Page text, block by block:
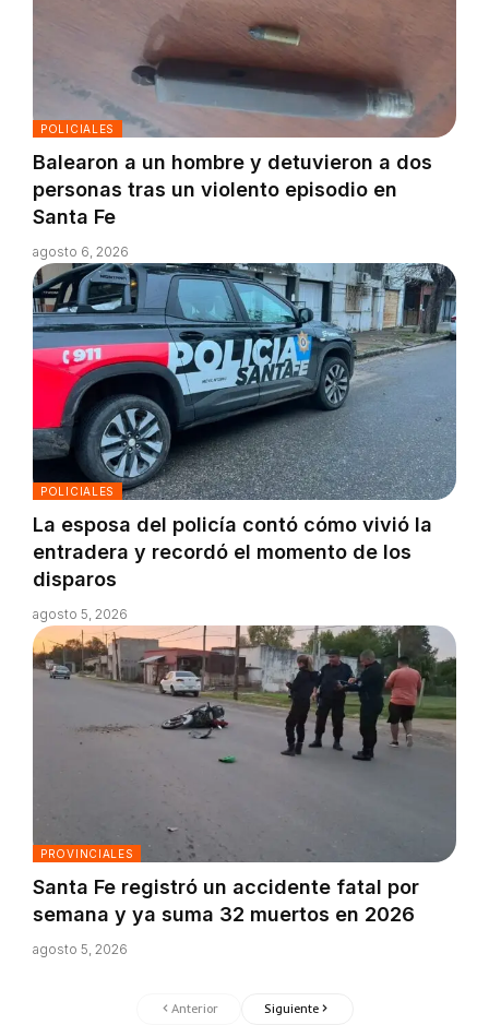
POLICIALES
Balearon a un hombre y detuvieron a dos
personas tras un violento episodio en
Santa Fe
agosto 6, 2026
POLICIALES
La esposa del policía contó cómo vivió la
entradera y recordó el momento de los
disparos
agosto 5, 2026
PROVINCIALES
Santa Fe registró un accidente fatal por
semana y ya suma 32 muertos en 2026
agosto 5, 2026
Anterior Siguiente